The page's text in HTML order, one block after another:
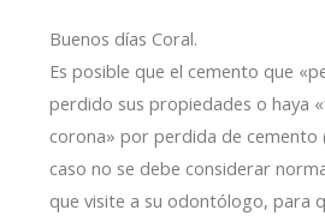
Buenos días Coral.
Es posible que el cemento que
perdido sus propiedades o haya
corona» por perdida de cemento
caso no se debe considerar
que visite a su odontólogo, para